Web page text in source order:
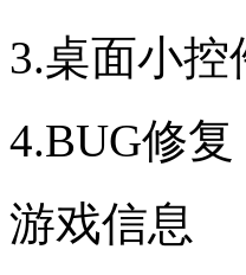
3.桌面小
4.BUG修复
游戏信息